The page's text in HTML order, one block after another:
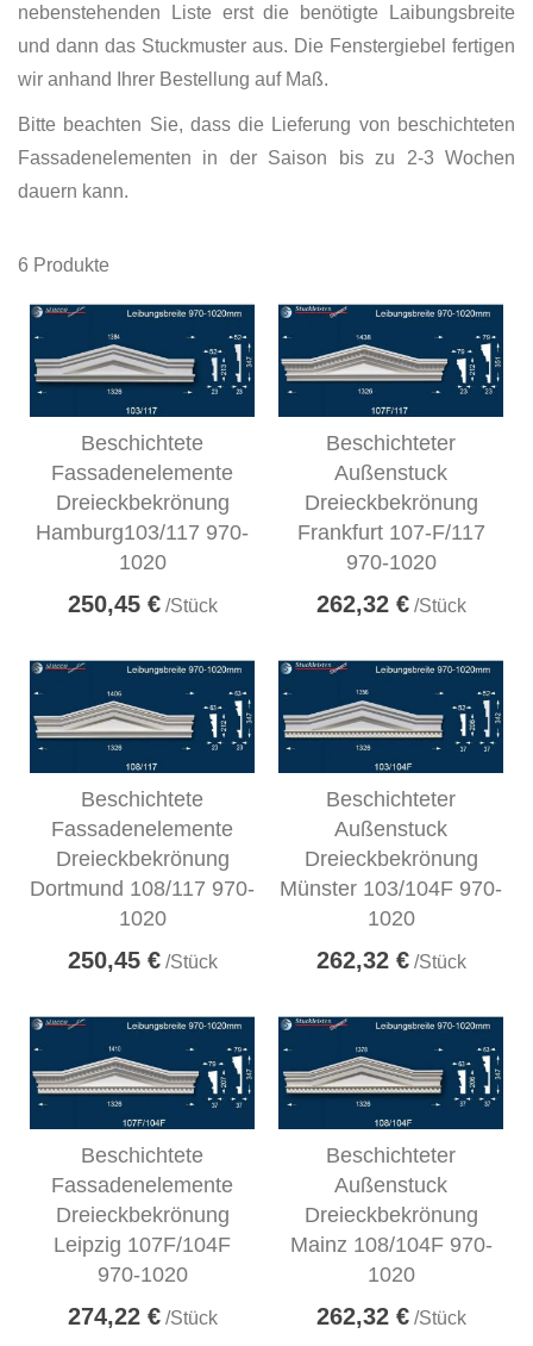
nebenstehenden Liste erst die benötigte Laibungsbreite
und dann das Stuckmuster aus. Die Fenstergiebel fertigen
wir anhand Ihrer Bestellung auf Maß.
Bitte beachten Sie, dass die Lieferung von beschichteten
Fassadenelementen in der Saison bis zu 2-3 Wochen
dauern kann.
6 Produkte
Beschichtete
Fassadenelemente
Dreieckbekrönung
Hamburg103/117 970-
1020
250,45 €/Stück
Beschichteter
Außenstuck
Dreieckbekrönung
Frankfurt 107-F/117
970-1020
262,32 €/Stück
Beschichtete
Fassadenelemente
Dreieckbekrönung
Dortmund 108/117 970-
1020
250,45 €/Stück
Beschichteter
Außenstuck
Dreieckbekrönung
Münster 103/104F 970-
1020
262,32 €/Stück
Beschichtete
Fassadenelemente
Dreieckbekrönung
Leipzig 107F/104F
970-1020
274,22 €/Stück
Beschichteter
Außenstuck
Dreieckbekrönung
Mainz 108/104F 970-
1020
262,32 €/Stück